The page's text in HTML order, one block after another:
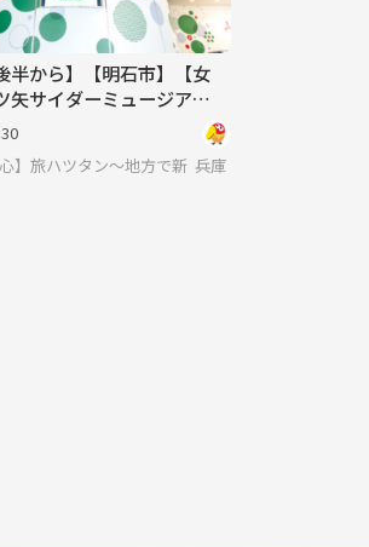
半から】【明石市】【女
矢サイダーミュージアム
心】旅ハツタン～地方で新しい発見探索コミュ～
兵庫